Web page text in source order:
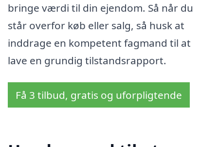
bringe værdi til din ejendom. Så når du
står overfor køb eller salg, så husk at
inddrage en kompetent fagmand til at
lave en grundig tilstandsrapport.
Få 3 tilbud, gratis og uforpligtende